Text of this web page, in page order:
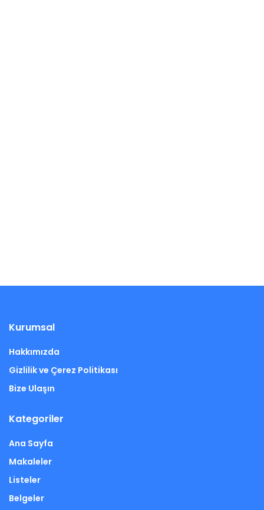
Kurumsal
Hakkımızda
Gizlilik ve Çerez Politikası
Bize Ulaşın
Kategoriler
Ana Sayfa
Makaleler
Listeler
Belgeler